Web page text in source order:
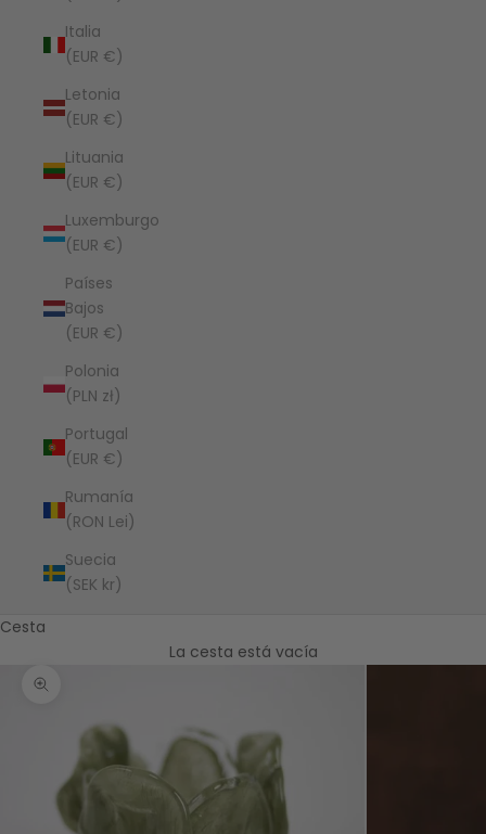
Italia
(EUR €)
Letonia
(EUR €)
Lituania
(EUR €)
Luxemburgo
(EUR €)
Países
Bajos
(EUR €)
Polonia
(PLN zł)
Portugal
(EUR €)
Rumanía
(RON Lei)
Suecia
(SEK kr)
Cesta
La cesta está vacía
Zoom